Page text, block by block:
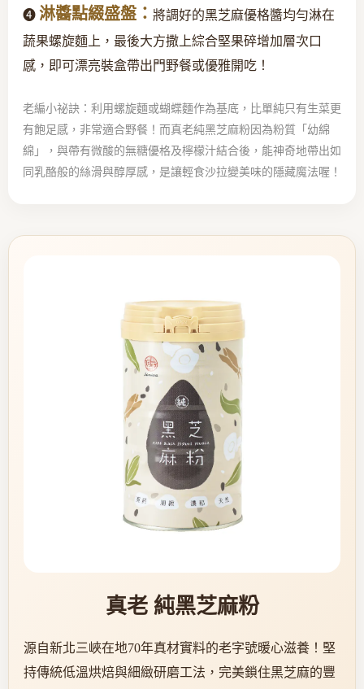
❹ 淋醬點綴盛盤： 將調好的黑芝麻優格醬均勻淋在
蔬果螺旋麵上，最後大方撒上綜合堅果碎增加層次口
感，即可漂亮裝盒帶出門野餐或優雅開吃！
老編小祕訣：利用螺旋麵或蝴蝶麵作為基底，比單純只有生菜更
有飽足感，非常適合野餐！而真老純黑芝麻粉因為粉質「幼綿
綿」，與帶有微酸的無糖優格及檸檬汁結合後，能神奇地帶出如
同乳酪般的絲滑與醇厚感，是讓輕食沙拉變美味的隱藏魔法喔！
真老 純黑芝麻粉
源自新北三峽在地70年真材實料的老字號暖心滋養！堅
持傳統低溫烘焙與細緻研磨工法，完美鎖住黑芝麻的豐